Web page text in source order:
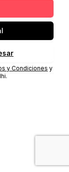
y Condiciones y